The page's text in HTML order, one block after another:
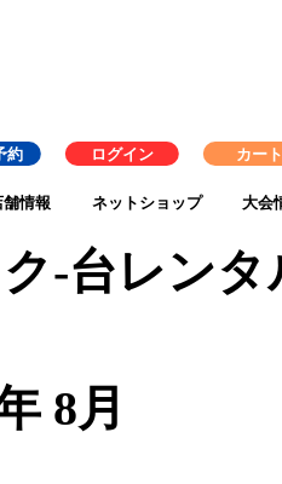
約 ログイン カート
舗情報 ネットショップ 大会
-台レンタ
8月